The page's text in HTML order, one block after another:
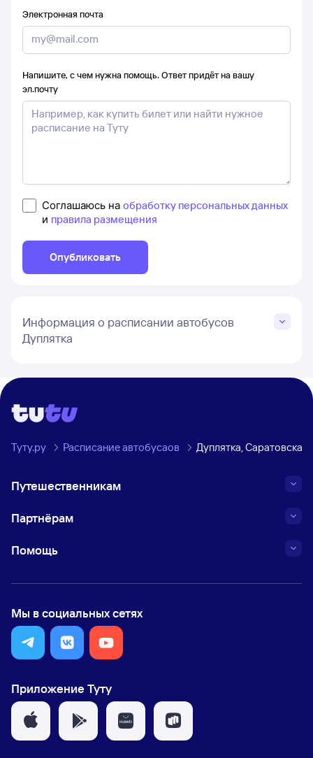
Электронная почта
Напишите, с чем нужна помощь. Ответ придёт на вашу
эл.почту
Соглашаюсь на обработку персональных данных
и правила размещения
Опубликовать
Информация о расписании автобусов
Дуплятка
Туту.ру Расписание автобусаов Дуплятка, Саратовская
Путешественникам
Партнёрам
Помощь
Мы в социальных сетях
Приложение Туту